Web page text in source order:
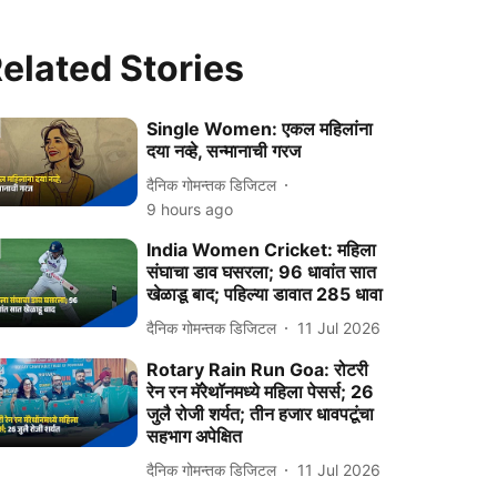
Stories
Single Women: एकल महिलांना
दया नव्हे, सन्मानाची गरज
दैनिक गोमन्तक डिजिटल
9 hours ago
India Women Cricket: महिला
संघाचा डाव घसरला; 96 धावांत सात
खेळाडू बाद; पहिल्या डावात 285 धावा
दैनिक गोमन्तक डिजिटल 11 Jul 2026
Rotary Rain Run Goa: रोटरी
रेन रन मॅरेथॉनमध्ये महिला पेसर्स; 26
जुलै रोजी शर्यत; तीन हजार धावपटूंचा
सहभाग अपेक्षित
दैनिक गोमन्तक डिजिटल 11 Jul 2026